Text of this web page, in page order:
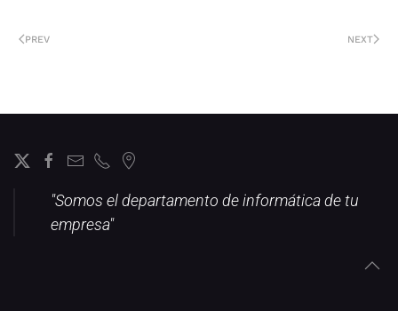
PREV NEXT
"Somos el departamento de informática de tu
empresa"